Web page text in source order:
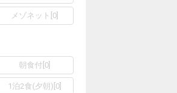
メゾネット 0
朝食付 0
1泊2食(夕朝) 0